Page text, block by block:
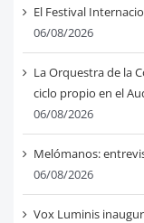
El Festival
06/08/2026
La Orquestra de la
ciclo propio en el
06/08/2026
Melómanos:
06/08/2026
Vox Luminis